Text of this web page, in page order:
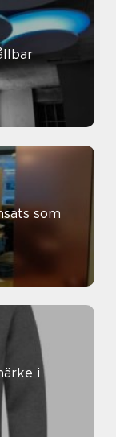
som
i